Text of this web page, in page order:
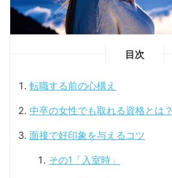
目次
転職する前の心構え
中卒の女性でも取れる資格とは？
面接で好印象を与えるコツ
その1「入室時」